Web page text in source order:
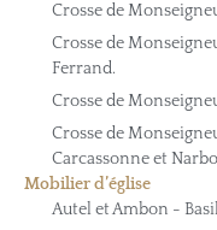
Crosse de
Crosse de
Ferrand.
Crosse de
Crosse de
Carcassonne et
Mobilier d’église
Autel et Ambon -